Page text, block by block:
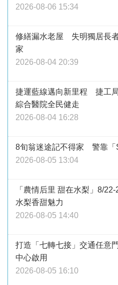
2026-08-06 15:34
修繕漏水老屋 失明獨居長
家
2026-08-04 20:39
捷運藍線邁向新里程 捷工
綜合醫院全民健走
2026-08-04 16:28
8旬翁迷途記不得家 警靠「
2026-08-05 13:04
「農情后里 甜在水梨」8/
水梨香甜魅力
2026-08-05 14:40
打造「七轉七接」交通任意
中心啟用
2026-08-05 16:10